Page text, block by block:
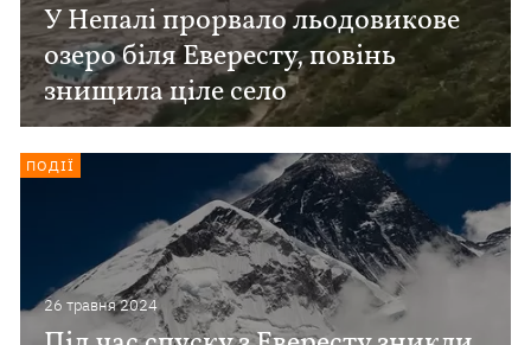
У Непалі прорвало льодовикове
озеро біля Евересту, повінь
знищила ціле село
26 травня 2024
ПОДІЇ